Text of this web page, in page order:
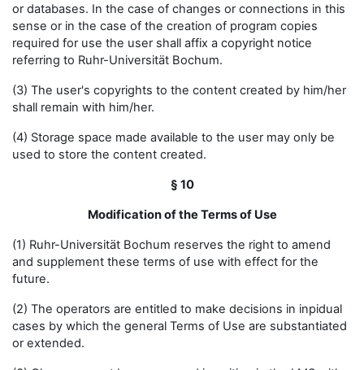
or databases. In the case of changes or connections in this
sense or in the case of the creation of program copies
required for use the user shall affix a copyright notice
referring to Ruhr-Universität Bochum.
(3) The user's copyrights to the content created by him/her
shall remain with him/her.
(4) Storage space made available to the user may only be
used to store the content created.
§ 10
Modification of the Terms of Use
(1) Ruhr-Universität Bochum reserves the right to amend
and supplement these terms of use with effect for the
future.
(2) The operators are entitled to make decisions in inpidual
cases by which the general Terms of Use are substantiated
or extended.